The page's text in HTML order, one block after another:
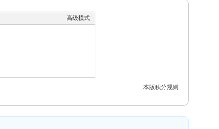
高级模式
本版积分规则